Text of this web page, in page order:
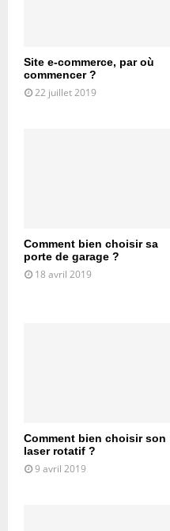
Site e-commerce, par où
commencer ?
22 juillet 2019
Comment bien choisir sa
porte de garage ?
18 avril 2019
Comment bien choisir son
laser rotatif ?
9 avril 2019